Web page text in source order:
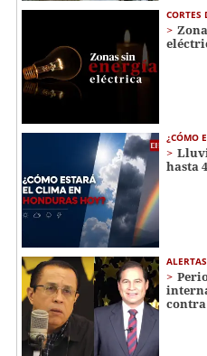
CORTES
¿CÓMO
hasta
ALERTAS
contra